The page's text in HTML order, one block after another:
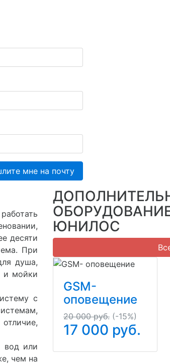
мне на почту
десяти
При
душа,
и мойки
с
вод или
чем на
ЮНИЛОС
GSM-
оповещение
20 000 руб. (-15%)
17 000 руб.